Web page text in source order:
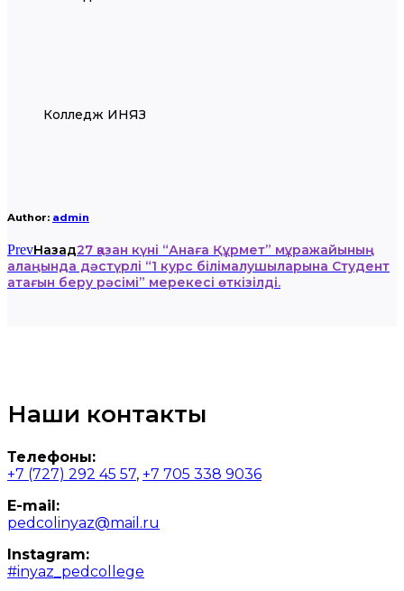
Колледж ИНЯЗ
Author: admin
PrevНазад27 қазан күні “Анаға Құрмет” мұражайының
алаңында дәстүрлі “1 курс білімалушыларына Студент
атағын беру рәсімі” мерекесі өткізілді.
Наши контакты
Телефоны:
+7 (727) 292 45 57, +7 705 338 9036
E-mail:
pedcolinyaz@mail.ru
Instagram:
#inyaz_pedcollege